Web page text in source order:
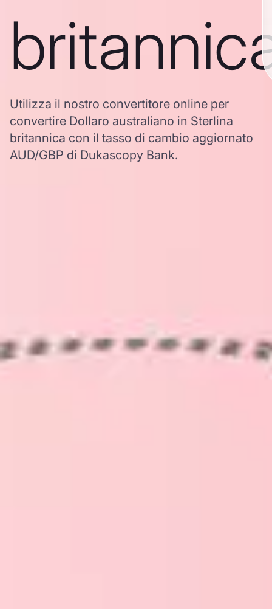
Utilizza il nostro convertitore online per
convertire Dollaro australiano in Sterlina
britannica con il tasso di cambio aggiornato
AUD/GBP di Dukascopy Bank.